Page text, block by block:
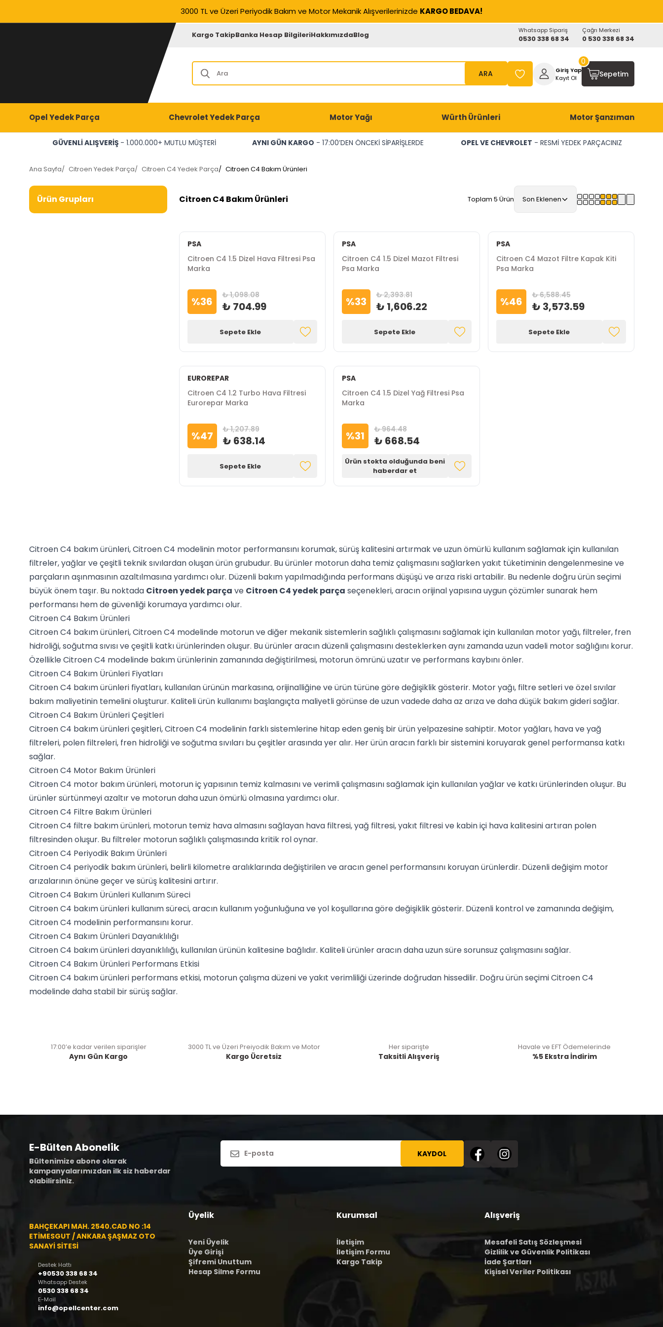
3000 TL ve Üzeri Periyodik Bakım ve Motor Mekanik Alışverilerinizde KARGO BEDAVA!
Kargo TakipBanka Hesap BilgileriHakkımızdaBlog Whatsapp Sipariş
0530 338 68 34
Çağrı Merkezi
0 530 338 68 34
ARA
Giriş Yap
Kayıt Ol
Sepetim
0
Opel Yedek Parça Chevrolet Yedek Parça Motor Yağı Würth Ürünleri Motor Şanzıman
GÜVENLİ ALIŞVERİŞ - 1.000.000+ MUTLU MÜŞTERİ AYNI GÜN KARGO - 17:00’DEN ÖNCEKİ SİPARİŞLERDE OPEL VE CHEVROLET - RESMİ YEDEK PARÇACINIZ
Ana Sayfa/ Citroen Yedek Parça/ Citroen C4 Yedek Parça/ Citroen C4 Bakım Ürünleri
Ürün Grupları Citroen C4 Bakım Ürünleri Toplam 5 Ürün Son Eklenen
PSA
Citroen C4 1.5 Dizel Hava Filtresi Psa
Marka
%36 ₺ 1,098.08
₺ 704.99
Sepete Ekle
PSA
Citroen C4 1.5 Dizel Mazot Filtresi
Psa Marka
%33 ₺ 2,393.81
₺ 1,606.22
Sepete Ekle
PSA
Citroen C4 Mazot Filtre Kapak Kiti
Psa Marka
%46 ₺ 6,588.45
₺ 3,573.59
Sepete Ekle
EUROREPAR
Citroen C4 1.2 Turbo Hava Filtresi
Eurorepar Marka
%47 ₺ 1,207.89
₺ 638.14
Sepete Ekle
PSA
Citroen C4 1.5 Dizel Yağ Filtresi Psa
Marka
%31 ₺ 964.48
₺ 668.54
Ürün stokta olduğunda beni
haberdar et
Citroen C4 bakım ürünleri, Citroen C4 modelinin motor performansını korumak, sürüş kalitesini artırmak ve uzun ömürlü kullanım sağlamak için kullanılan
filtreler, yağlar ve çeşitli teknik sıvılardan oluşan ürün grubudur. Bu ürünler motorun daha temiz çalışmasını sağlarken yakıt tüketiminin dengelenmesine ve
parçaların aşınmasının azaltılmasına yardımcı olur. Düzenli bakım yapılmadığında performans düşüşü ve arıza riski artabilir. Bu nedenle doğru ürün seçimi
büyük önem taşır. Bu noktada Citroen yedek parça ve Citroen C4 yedek parça seçenekleri, aracın orijinal yapısına uygun çözümler sunarak hem
performansı hem de güvenliği korumaya yardımcı olur.
Citroen C4 Bakım Ürünleri
Citroen C4 bakım ürünleri, Citroen C4 modelinde motorun ve diğer mekanik sistemlerin sağlıklı çalışmasını sağlamak için kullanılan motor yağı, filtreler, fren
hidroliği, soğutma sıvısı ve çeşitli katkı ürünlerinden oluşur. Bu ürünler aracın düzenli çalışmasını desteklerken aynı zamanda uzun vadeli motor sağlığını korur.
Özellikle Citroen C4 modelinde bakım ürünlerinin zamanında değiştirilmesi, motorun ömrünü uzatır ve performans kaybını önler.
Citroen C4 Bakım Ürünleri Fiyatları
Citroen C4 bakım ürünleri fiyatları, kullanılan ürünün markasına, orijinalliğine ve ürün türüne göre değişiklik gösterir. Motor yağı, filtre setleri ve özel sıvılar
bakım maliyetinin temelini oluşturur. Kaliteli ürün kullanımı başlangıçta maliyetli görünse de uzun vadede daha az arıza ve daha düşük bakım gideri sağlar.
Citroen C4 Bakım Ürünleri Çeşitleri
Citroen C4 bakım ürünleri çeşitleri, Citroen C4 modelinin farklı sistemlerine hitap eden geniş bir ürün yelpazesine sahiptir. Motor yağları, hava ve yağ
filtreleri, polen filtreleri, fren hidroliği ve soğutma sıvıları bu çeşitler arasında yer alır. Her ürün aracın farklı bir sistemini koruyarak genel performansa katkı
sağlar.
Citroen C4 Motor Bakım Ürünleri
Citroen C4 motor bakım ürünleri, motorun iç yapısının temiz kalmasını ve verimli çalışmasını sağlamak için kullanılan yağlar ve katkı ürünlerinden oluşur. Bu
ürünler sürtünmeyi azaltır ve motorun daha uzun ömürlü olmasına yardımcı olur.
Citroen C4 Filtre Bakım Ürünleri
Citroen C4 filtre bakım ürünleri, motorun temiz hava almasını sağlayan hava filtresi, yağ filtresi, yakıt filtresi ve kabin içi hava kalitesini artıran polen
filtresinden oluşur. Bu filtreler motorun sağlıklı çalışmasında kritik rol oynar.
Citroen C4 Periyodik Bakım Ürünleri
Citroen C4 periyodik bakım ürünleri, belirli kilometre aralıklarında değiştirilen ve aracın genel performansını koruyan ürünlerdir. Düzenli değişim motor
arızalarının önüne geçer ve sürüş kalitesini artırır.
Citroen C4 Bakım Ürünleri Kullanım Süreci
Citroen C4 bakım ürünleri kullanım süreci, aracın kullanım yoğunluğuna ve yol koşullarına göre değişiklik gösterir. Düzenli kontrol ve zamanında değişim,
Citroen C4 modelinin performansını korur.
Citroen C4 Bakım Ürünleri Dayanıklılığı
Citroen C4 bakım ürünleri dayanıklılığı, kullanılan ürünün kalitesine bağlıdır. Kaliteli ürünler aracın daha uzun süre sorunsuz çalışmasını sağlar.
Citroen C4 Bakım Ürünleri Performans Etkisi
Citroen C4 bakım ürünleri performans etkisi, motorun çalışma düzeni ve yakıt verimliliği üzerinde doğrudan hissedilir. Doğru ürün seçimi Citroen C4
modelinde daha stabil bir sürüş sağlar.
17:00’e kadar verilen siparişler
Aynı Gün Kargo
3000 TL ve Üzeri Preiyodik Bakım ve Motor
Kargo Ücretsiz
Her siparişte
Taksitli Alışveriş
Havale ve EFT Ödemelerinde
%5 Ekstra İndirim
E-Bülten Abonelik
Bültenimize abone olarak
kampanyalarımızdan ilk siz haberdar
olabilirsiniz.
KAYDOL
BAHÇEKAPI MAH. 2540.CAD NO :14
ETİMESGUT / ANKARA ŞAŞMAZ OTO
SANAYİ SİTESİ
Destek Hattı
+90530 338 68 34
Whatsapp Destek
0530 338 68 34
E-Mail
info@opellcenter.com
Üyelik
Yeni Üyelik
Üye Girişi
Şifremi Unuttum
Hesap Silme Formu
Kurumsal
İletişim
İletişim Formu
Kargo Takip
Alışveriş
Mesafeli Satış Sözleşmesi
Gizlilik ve Güvenlik Politikası
İade Şartları
Kişisel Veriler Politikası